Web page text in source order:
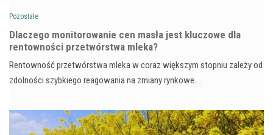
Pozostałe
Dlaczego monitorowanie cen masła jest kluczowe dla
rentowności przetwórstwa mleka?
Rentowność przetwórstwa mleka w coraz większym stopniu zależy od
zdolności szybkiego reagowania na zmiany rynkowe.…